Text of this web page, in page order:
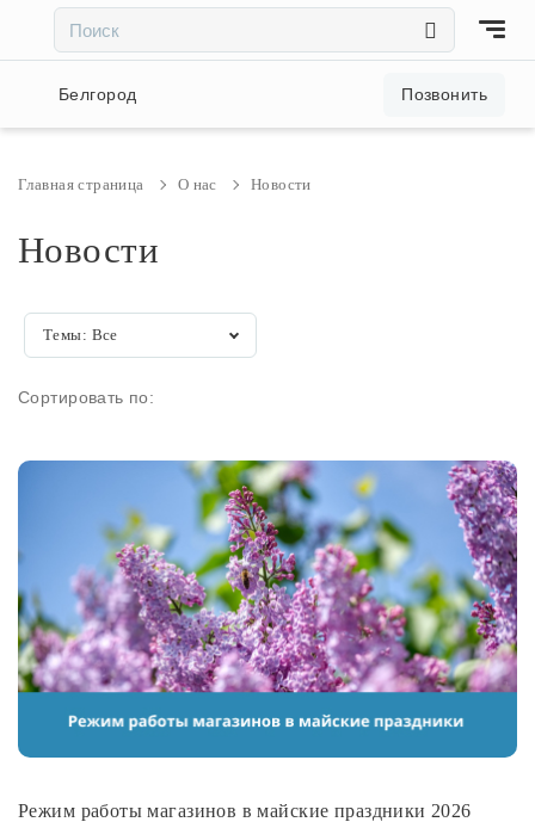
Акции и скидки
Трековые системы
Споты
Уличное освещение
Розетки и выключатели
Белгород Позвонить
Главная страница О нас Новости
Новости
Темы: Все
Сортировать по:
Режим работы магазинов в майские праздники 2026
××